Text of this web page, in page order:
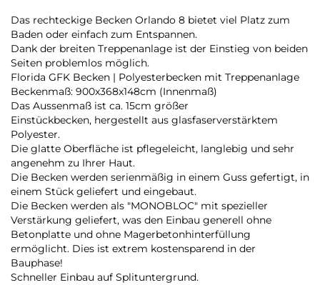
Das rechteckige Becken Orlando 8 bietet viel Platz zum
Baden oder einfach zum Entspannen.
Dank der breiten Treppenanlage ist der Einstieg von beiden
Seiten problemlos möglich.
Florida GFK Becken | Polyesterbecken mit Treppenanlage
Beckenmaß: 900x368x148cm (Innenmaß)
Das Aussenmaß ist ca. 15cm größer
Einstückbecken, hergestellt aus glasfaserverstärktem
Polyester.
Die glatte Oberfläche ist pflegeleicht, langlebig und sehr
angenehm zu Ihrer Haut.
Die Becken werden serienmäßig in einem Guss gefertigt, in
einem Stück geliefert und eingebaut.
Die Becken werden als "MONOBLOC" mit spezieller
Verstärkung geliefert, was den Einbau generell ohne
Betonplatte und ohne Magerbetonhinterfüllung
ermöglicht. Dies ist extrem kostensparend in der
Bauphase!
Schneller Einbau auf Splituntergrund.